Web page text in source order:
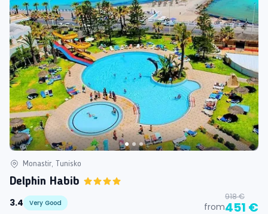
Monastir, Tunisko
Delphin Habib
3.4
Very Good from
918 €
451 €